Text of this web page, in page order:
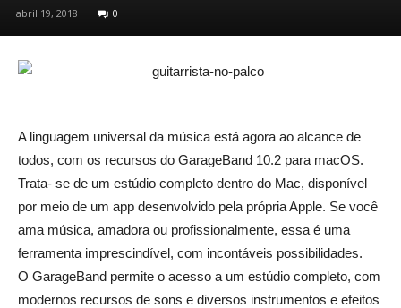
abril 19, 2018 0
A linguagem universal da música está agora ao alcance de
todos, com os recursos do GarageBand 10.2 para macOS.
Trata- se de um estúdio completo dentro do Mac, disponível
por meio de um app desenvolvido pela própria Apple. Se você
ama música, amadora ou profissionalmente, essa é uma
ferramenta imprescindível, com incontáveis possibilidades.
O GarageBand permite o acesso a um estúdio completo, com
modernos recursos de sons e diversos instrumentos e efeitos